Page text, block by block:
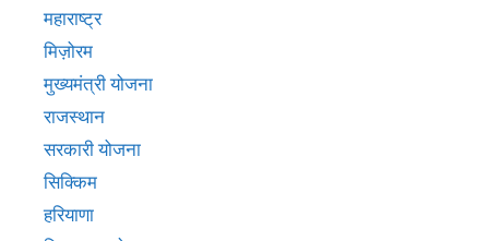
महाराष्ट्र
मिज़ोरम
मुख्‍यमंत्री योजना
राजस्थान
सरकारी योजना
सिक्किम
हरियाणा